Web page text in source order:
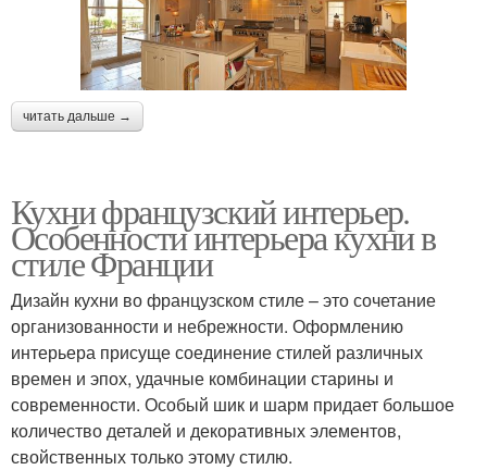
читать дальше →
Кухни французский интерьер.
Особенности интерьера кухни в
стиле Франции
Дизайн кухни во французском стиле – это сочетание
организованности и небрежности. Оформлению
интерьера присуще соединение стилей различных
времен и эпох, удачные комбинации старины и
современности. Особый шик и шарм придает большое
количество деталей и декоративных элементов,
свойственных только этому стилю.